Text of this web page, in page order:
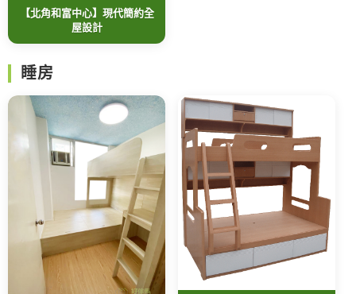
【北角和富中心】現代簡約全
屋設計
睡房